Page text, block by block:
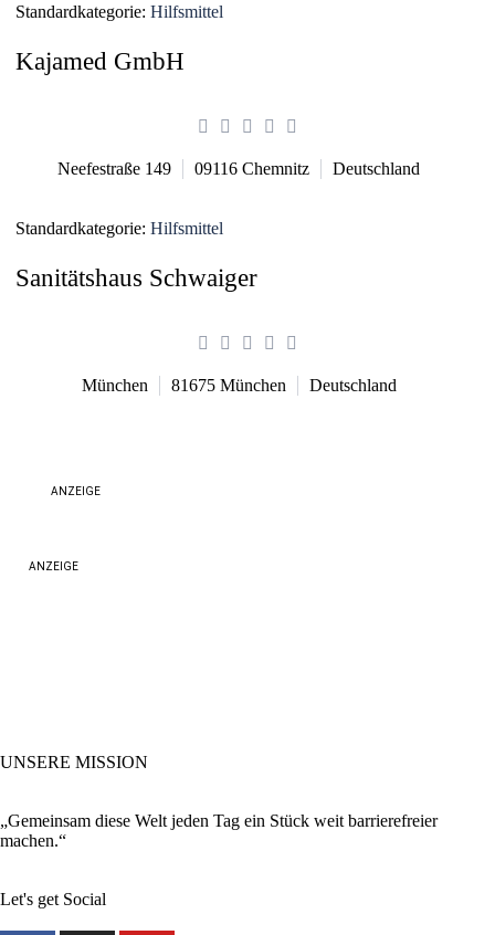
Standardkategorie: Hilfsmittel
Kajamed GmbH
Neefestraße 149 09116 Chemnitz Deutschland
Standardkategorie: Hilfsmittel
Sanitätshaus Schwaiger
München 81675 München Deutschland
ANZEIGE
ANZEIGE
UNSERE MISSION
„Gemeinsam diese Welt jeden Tag ein Stück weit barrierefreier
machen.“
Let's get Social